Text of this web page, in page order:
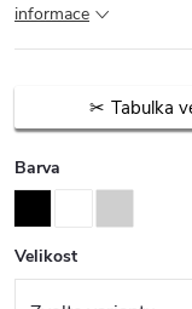
informace
Tabulka
Barva
Velikost